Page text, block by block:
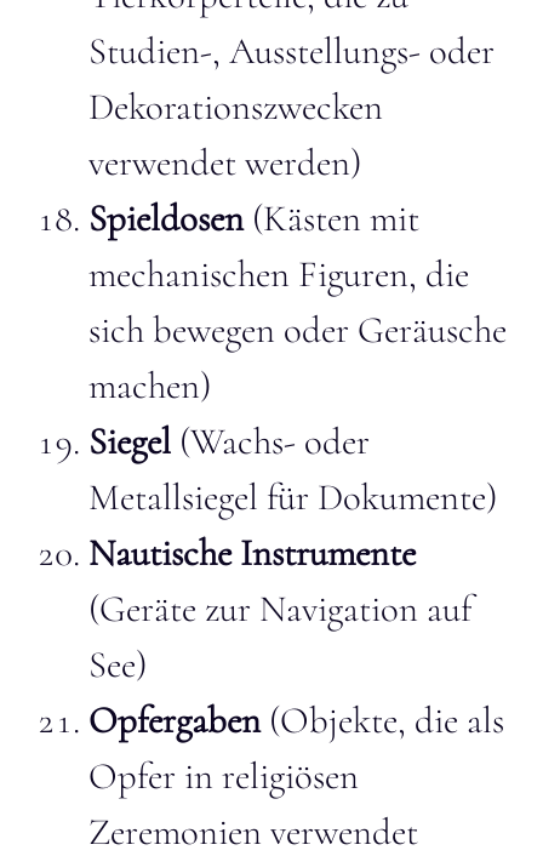
Studien-, Ausstellungs- oder
Dekorationszwecken
verwendet werden)
Spieldosen (Kästen mit
mechanischen Figuren, die
sich bewegen oder Geräusche
machen)
Siegel (Wachs- oder
Metallsiegel für Dokumente)
Nautische Instrumente
(Geräte zur Navigation auf
See)
Opfergaben(Objekte, die als
Opfer in religiösen
Zeremonien verwendet